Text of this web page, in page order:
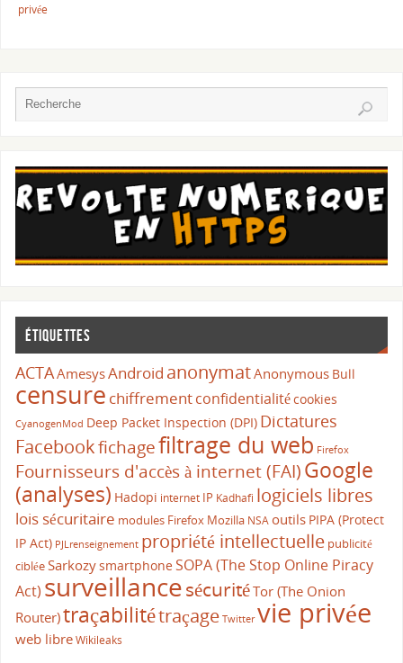
privée
Étiquettes
ACTAAmesysAndroid anonymatAnonymous Bull
censure chiffrementconfidentialitécookies
CyanogenMod Deep Packet Inspection (DPI) Dictatures
Facebookfichagefiltrage du web Firefox
Fournisseurs d'accès à internet (FAI)Google
(analyses) Hadopi internet IP Kadhafi logiciels libres
lois sécuritaire modules Firefox Mozilla NSA outils PIPA (Protect
IP Act) PJLrenseignement propriété intellectuelle publicité
cibléeSarkozysmartphoneSOPA (The Stop Online Piracy
Act) surveillancesécuritéTor (The Onion
Router)traçabilitétraçage Twitter vie privée
web libreWikileaks